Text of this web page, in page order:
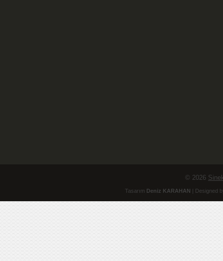
© 2026
Tasarım Deniz KARAHAN | Designed